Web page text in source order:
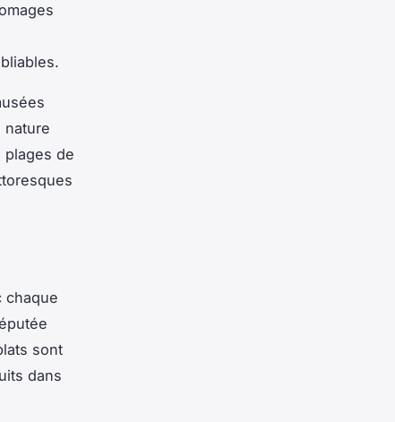
nature
plages de
chaque
sont
dans